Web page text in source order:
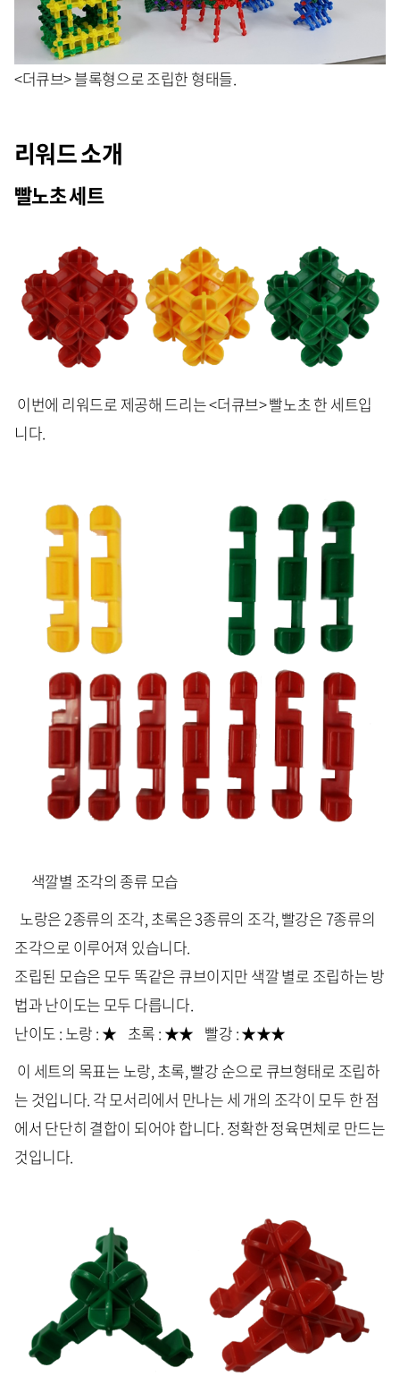
<더큐브> 블록형으로 조립한 형태들.
리워드 소개
빨노초 세트
이번에 리워드로 제공해 드리는 <더큐브> 빨노초 한 세트입
니다.
색깔별 조각의 종류 모습
노랑은 2종류의 조각, 초록은 3종류의 조각, 빨강은 7종류의
조각으로 이루어져 있습니다.
조립된 모습은 모두 똑같은 큐브이지만 색깔 별로 조립하는 방
법과 난이도는 모두 다릅니다.
난이도 : 노랑 : ★ 초록 : ★★ 빨강 : ★★★
이 세트의 목표는 노랑, 초록, 빨강 순으로 큐브형태로 조립하
는 것입니다. 각 모서리에서 만나는 세 개의 조각이 모두 한 점
에서 단단히 결합이 되어야 합니다. 정확한 정육면체로 만드는
것입니다.